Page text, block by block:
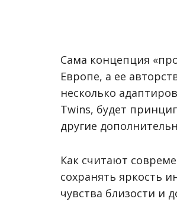
Сама концепция
Европе, а ее
несколько
Twins, будет
другие
Как считают
сохранять яркость
чувства близости и